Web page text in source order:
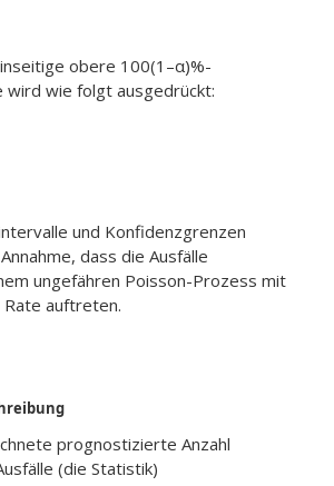
obere 100(1–α)%-
wird wie folgt ausgedrückt:
und Konfidenzgrenzen
dass die Ausfälle
ungefähren Poisson-Prozess mit
auftreten.
prognostizierte Anzahl
(die Statistik)